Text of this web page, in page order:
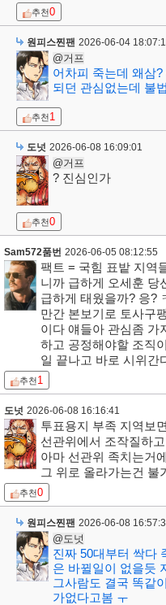
추천0
원피스찐팬 2026-06-04
@거프
어차피 죽는데 왜삼
되던 관심없는데 불
추천1
도넛 2026-06-08 16:09:01
@거프
? 진심인가
추천0
Sam572품번 2026-06-05 08:12:55
팩트 = 국힘 표밭 지역
니까 급하게 오세훈 당
급하게 태웠을까? 응?
만간 본보기로 토사구
이다 얘들아 관심좀 가
하고 공정해야할 조직
일 끝나고 바로 시위간
추천1
도넛 2026-06-08 16:16:41
투표용지 부족 지역보
선관위에서 조작질하
아마 선관위 족치는거
그 위로 올라가는건 불
추천0
원피스찐팬 2026-06-08
@도넛
진짜 50대부터 싹다
은 바뀔일이 없을듯
그사람도 결국 똑같
가없다고봄 ㅜ